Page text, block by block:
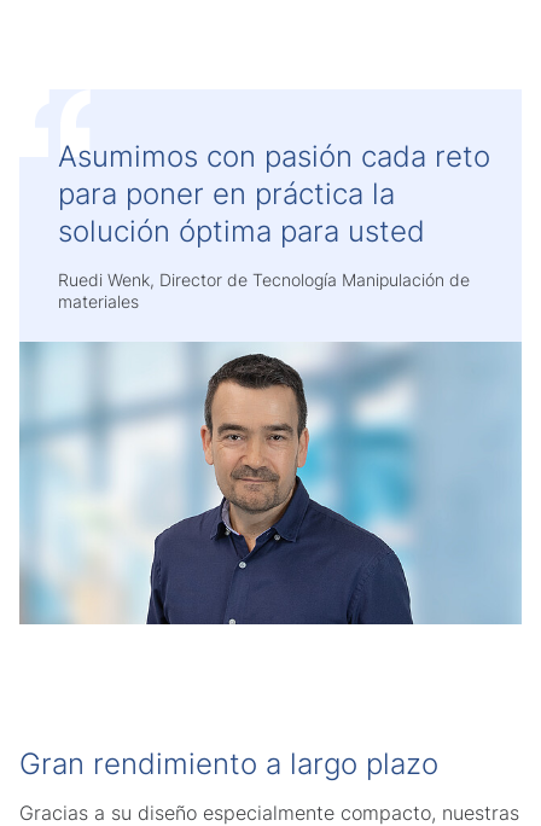
Asumimos con pasión cada reto
para poner en práctica la
solución óptima para usted
Ruedi Wenk, Director de Tecnología Manipulación de
materiales
Gran rendimiento a largo plazo
Gracias a su diseño especialmente compacto, nuestras